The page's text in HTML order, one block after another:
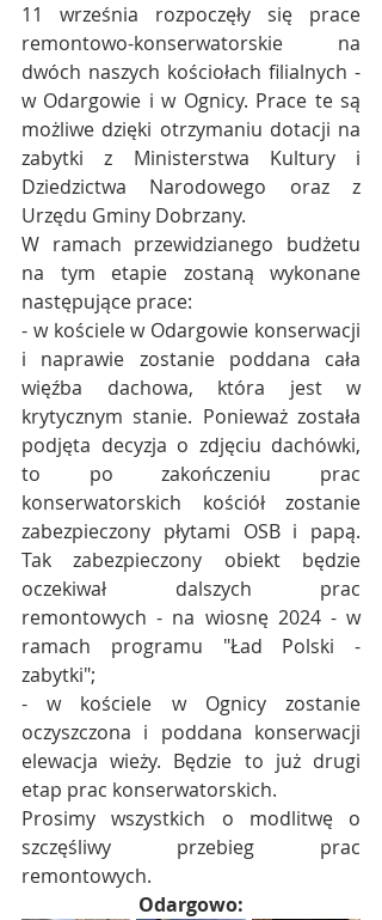
11 września rozpoczęły się prace
remontowo-konserwatorskie na
dwóch naszych kościołach filialnych -
w Odargowie i w Ognicy. Prace te są
możliwe dzięki otrzymaniu dotacji na
zabytki z Ministerstwa Kultury i
Dziedzictwa Narodowego oraz z
Urzędu Gminy Dobrzany.
W ramach przewidzianego budżetu
na tym etapie zostaną wykonane
następujące prace:
- w kościele w Odargowie konserwacji
i naprawie zostanie poddana cała
więźba dachowa, która jest w
krytycznym stanie. Ponieważ została
podjęta decyzja o zdjęciu dachówki,
to po zakończeniu prac
konserwatorskich kościół zostanie
zabezpieczony płytami OSB i papą.
Tak zabezpieczony obiekt będzie
oczekiwał dalszych prac
remontowych - na wiosnę 2024 - w
ramach programu "Ład Polski -
zabytki";
- w kościele w Ognicy zostanie
oczyszczona i poddana konserwacji
elewacja wieży. Będzie to już drugi
etap prac konserwatorskich.
Prosimy wszystkich o modlitwę o
szczęśliwy przebieg prac
remontowych.
Odargowo: